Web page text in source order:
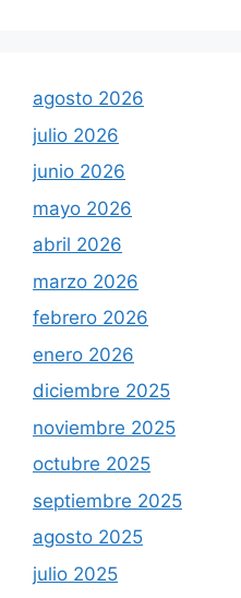
agosto 2026
julio 2026
junio 2026
mayo 2026
abril 2026
marzo 2026
febrero 2026
enero 2026
diciembre 2025
noviembre 2025
octubre 2025
septiembre 2025
agosto 2025
julio 2025